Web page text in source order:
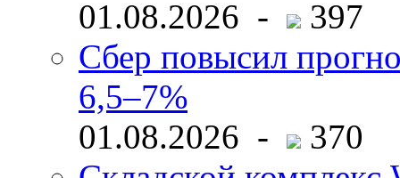
01.08.2026 -
397
Сбер повысил
6,5–7%
01.08.2026 -
370